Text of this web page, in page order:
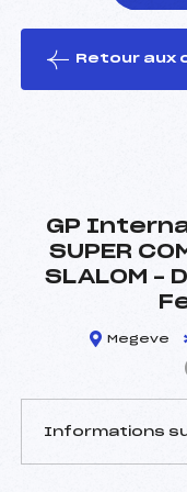
le ski
Retour aux
GP
SUPER
SLALOM –
Megeve
Informations